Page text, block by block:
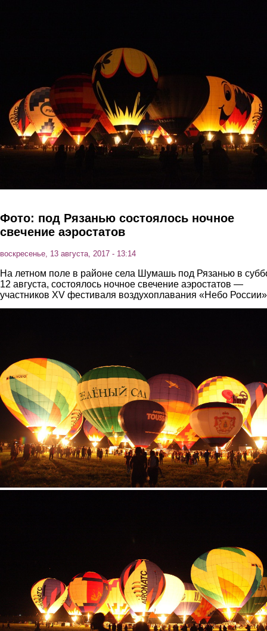
Фото: под Рязанью состоялось ночное
свечение аэростатов
воскресенье, 13 августа, 2017 - 13:14
На летном поле в районе села Шумашь под Рязанью в
12 августа, состоялось ночное свечение аэростатов —
участников XV фестиваля воздухоплавания «Небо